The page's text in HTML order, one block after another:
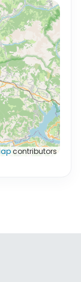
contributors